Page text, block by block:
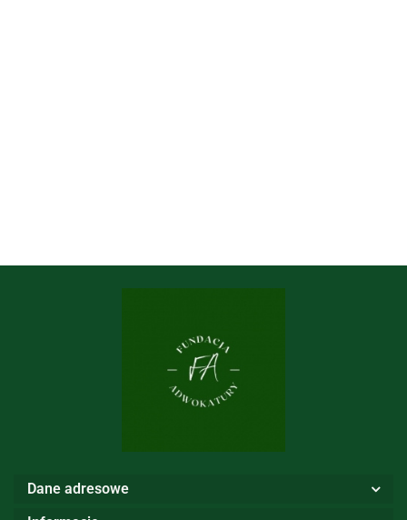
Dane adresowe